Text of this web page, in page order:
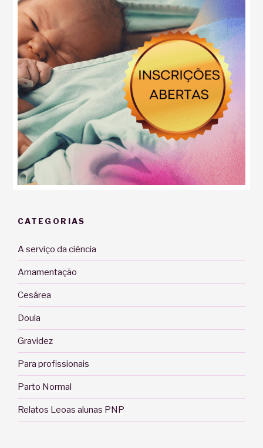
CATEGORIAS
A serviço da ciência
Amamentação
Cesárea
Doula
Gravidez
Para profissionais
Parto Normal
Relatos Leoas alunas PNP